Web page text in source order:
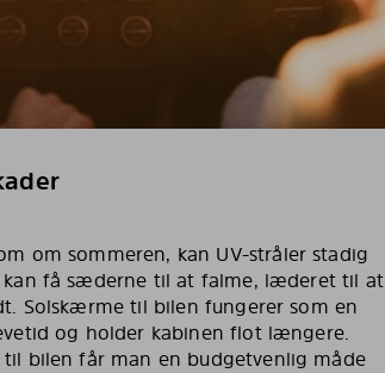
om sommeren, kan UV-stråler stadig
kan få sæderne til at falme, læderet til at
Solskærme til bilen fungerer som en
og holder kabinen flot længere.
bilen får man en budgetvenlig måde